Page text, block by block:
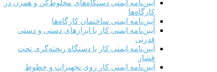
آیین‌نامه ایمنی دستگاه‌های مخلوط‌کن و همزن در
کارگاه‌ها
آیین‌نامه ایمنی ساختمان کارگاه‌ها
آیین‌نامه ایمنی کار با ابزارهای دستی و دستی
قدرتی
آیین‌نامه ایمنی کار با دستگاه ریخته‌گری تحت
فشار
آیین‌نامه ایمنی کار روی تجهیزات و خطوط